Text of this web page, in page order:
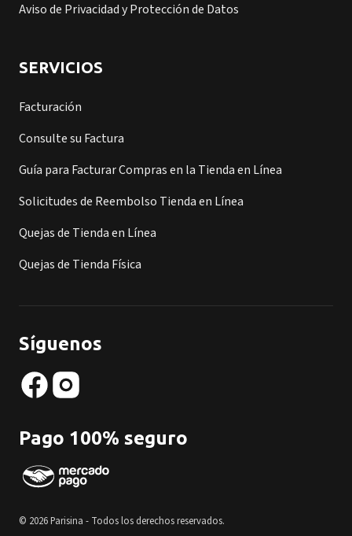
Aviso de Privacidad y Protección de Datos
SERVICIOS
Facturación
Consulte su Factura
Guía para Facturar Compras en la Tienda en Línea
Solicitudes de Reembolso Tienda en Línea
Quejas de Tienda en Línea
Quejas de Tienda Física
Síguenos
Pago 100% seguro
© 2026 Parisina - Todos los derechos reservados.